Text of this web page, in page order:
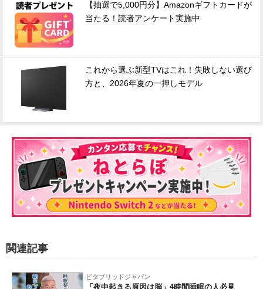
【抽選で5,000円分】Amazonギフトカードが
当たる！読者アンケート実施中
これから選ぶ新型TVはこれ！失敗しない選び
方と、2026年夏の一押しモデル
関連記事
ビタブリッドジャパン
「夜中起きる原因は脳」4時間睡眠の人必見